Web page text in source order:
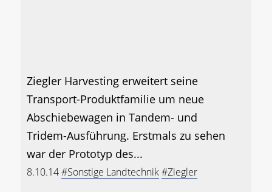
Ziegler Harvesting erweitert seine
Transport-Produktfamilie um neue
Abschiebewagen in Tandem- und
Tridem-Ausführung. Erstmals zu sehen
war der Prototyp des...
8.10.14#Sonstige Landtechnik#Ziegler